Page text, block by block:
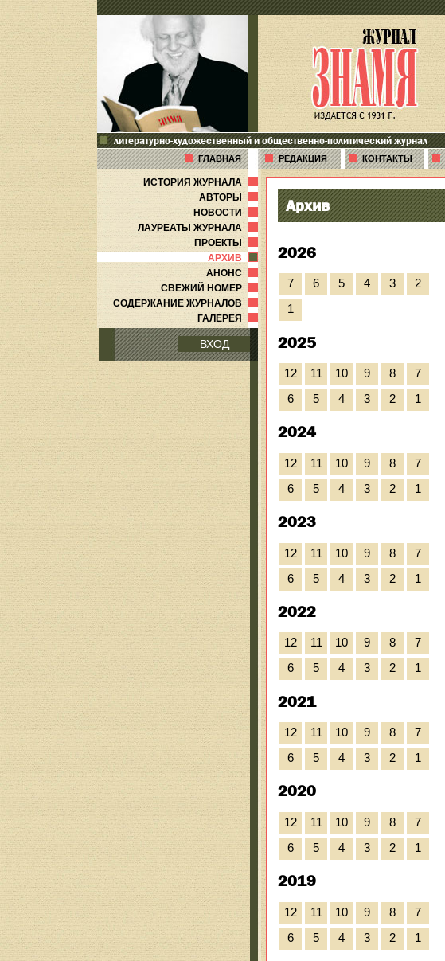
литературно-художественный и общественно-политический журнал
ГЛАВНАЯ РЕДАКЦИЯ КОНТАКТЫ
ИСТОРИЯ ЖУРНАЛА
АВТОРЫ
НОВОСТИ
ЛАУРЕАТЫ ЖУРНАЛА
ПРОЕКТЫ
АРХИВ
АНОНС
СВЕЖИЙ НОМЕР
СОДЕРЖАНИЕ ЖУРНАЛОВ
ГАЛЕРЕЯ
ВХОД
Архив
2026
7 6 5 4 3
2
1
2025
12 11 10 9 8
7
6
5 4 3 2 1
2024
12 11 10 9 8
7
6
5 4 3 2 1
2023
12 11 10 9 8
7
6
5 4 3 2 1
2022
12 11 10 9 8
7
6
5 4 3 2 1
2021
12 11 10 9 8
7
6
5 4 3 2 1
2020
12 11 10 9 8
7
6
5 4 3 2 1
2019
12 11 10 9 8
7
6
5 4 3 2 1